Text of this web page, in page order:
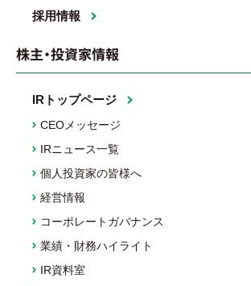
採用情報
株主・投資家情報
IRトップページ
CEOメッセージ
IRニュース一覧
個人投資家の皆様へ
経営情報
コーポレートガバナンス
業績・財務ハイライト
IR資料室